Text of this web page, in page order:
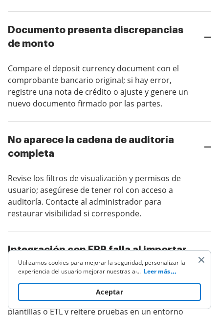
Documento presenta discrepancias
de monto
Compare el deposit currency document con el
comprobante bancario original; si hay error,
registre una nota de crédito o ajuste y genere un
nuevo documento firmado por las partes.
No aparece la cadena de auditoría
completa
Revise los filtros de visualización y permisos de
usuario; asegúrese de tener rol con acceso a
auditoría. Contacte al administrador para
restaurar visibilidad si corresponde.
Integración con ERP falla al importar
métadatos
Valide mapeo de campos entre sistemas y
formato de exportación (CSV/JSON). Ajuste
plantillas o ETL y reitere pruebas en un entorno
Utilizamos cookies para mejorar la seguridad, personalizar la
experiencia del usuario mejorar nuestras actividades de
terceros) y para otros usos comerciales. Haz clic
leer nuestra política de cookies. Al hacer clic en "Aceptar"
... Leer más
Aceptar